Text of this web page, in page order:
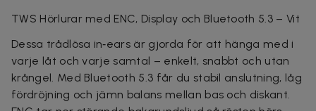
TWS Hörlurar med ENC, Display och Bluetooth 5.3 – Vit
Dessa trådlösa in‑ears är gjorda för att hänga med i
varje låt och varje samtal – enkelt, snabbt och utan
krångel. Med Bluetooth 5.3 får du stabil anslutning, låg
fördröjning och jämn balans mellan bas och diskant.